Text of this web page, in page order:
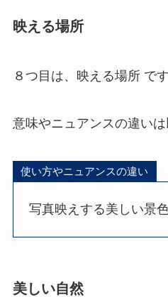
映える場所
８つ目は、映える場所 です
意味やニュアンスの違いは
使い方やニュアンスの違い
写真映えする美しい景
美しい自然